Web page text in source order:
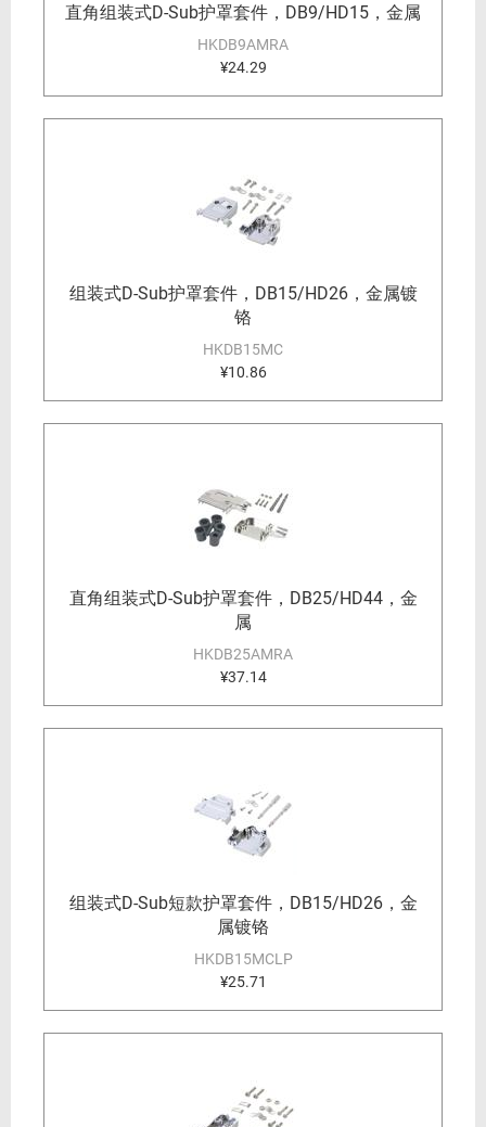
直角组装式D-Sub护罩套件，DB9/HD15，金属
HKDB9AMRA
¥24.29
组装式D-Sub护罩套件，DB15/HD26，金属镀
铬
HKDB15MC
¥10.86
直角组装式D-Sub护罩套件，DB25/HD44，金
属
HKDB25AMRA
¥37.14
组装式D-Sub短款护罩套件，DB15/HD26，金
属镀铬
HKDB15MCLP
¥25.71